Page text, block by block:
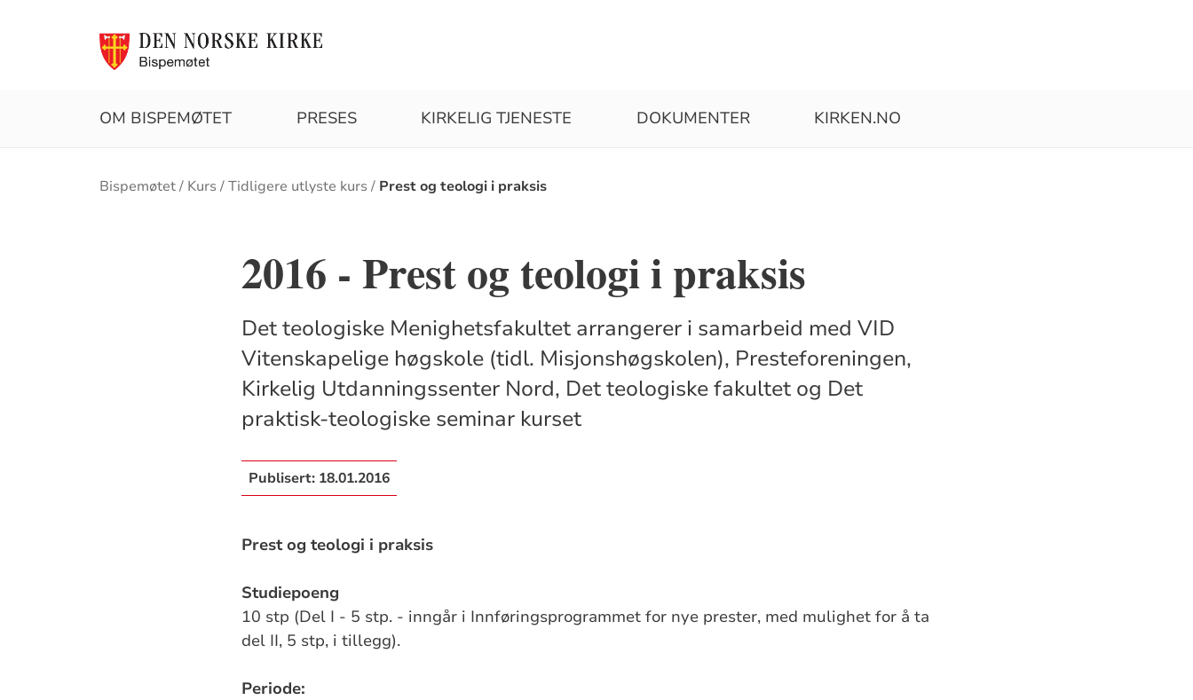
OM BISPEMØTET PRESES KIRKELIG TJENESTE DOKUMENTER KIRKEN.NO
Brødsmulesti
Bispemøtet Kurs Tidligere utlyste kurs Prest og teologi i praksis
2016 - Prest og teologi i praksis
Det teologiske Menighetsfakultet arrangerer i samarbeid med VID
Vitenskapelige høgskole (tidl. Misjonshøgskolen), Presteforeningen,
Kirkelig Utdanningssenter Nord, Det teologiske fakultet og Det
praktisk-teologiske seminar kurset
Publisert: 18.01.2016
Prest og teologi i praksis
Studiepoeng
10 stp (Del I - 5 stp. - inngår i Innføringsprogrammet for nye prester, med mulighet for å ta
del II, 5 stp, i tillegg).
Periode: